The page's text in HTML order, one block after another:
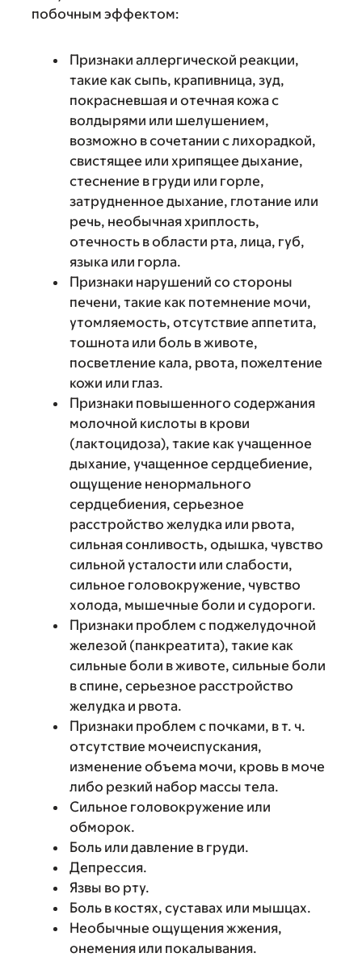
побочным эффектом:
Признаки аллергической реакции,
такие как сыпь, крапивница, зуд,
покрасневшая и отечная кожа с
волдырями или шелушением,
возможно в сочетании с лихорадкой,
свистящее или хрипящее дыхание,
стеснение в груди или горле,
затрудненное дыхание, глотание или
речь, необычная хриплость,
отечность в области рта, лица, губ,
языка или горла.
Признаки нарушений со стороны
печени, такие как потемнение мочи,
утомляемость, отсутствие аппетита,
тошнота или боль в животе,
посветление кала, рвота, пожелтение
кожи или глаз.
Признаки повышенного содержания
молочной кислоты в крови
(лактоцидоза), такие как учащенное
дыхание, учащенное сердцебиение,
ощущение ненормального
сердцебиения, серьезное
расстройство желудка или рвота,
сильная сонливость, одышка, чувство
сильной усталости или слабости,
сильное головокружение, чувство
холода, мышечные боли и судороги.
Признаки проблем с поджелудочной
железой (панкреатита), такие как
сильные боли в животе, сильные боли
в спине, серьезное расстройство
желудка и рвота.
Признаки проблем с почками, в т. ч.
отсутствие мочеиспускания,
изменение объема мочи, кровь в моче
либо резкий набор массы тела.
Сильное головокружение или
обморок.
Боль или давление в груди.
Депрессия.
Язвы во рту.
Боль в костях, суставах или мышцах.
Необычные ощущения жжения,
онемения или покалывания.